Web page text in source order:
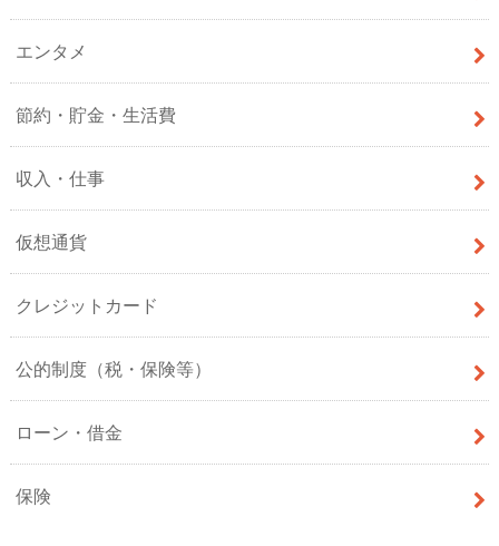
エンタメ
節約・貯金・生活費
収入・仕事
仮想通貨
クレジットカード
公的制度（税・保険等）
ローン・借金
保険